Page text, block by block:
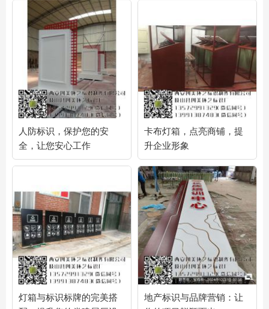
人防标识，保护您的安
全，让您安心工作
卡布灯箱，点亮商铺，提
升企业形象
灯箱与标识标牌的完美搭
地产标识与品牌营销：让